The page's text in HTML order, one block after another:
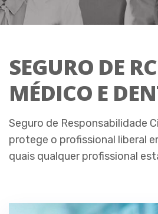
SEGURO DE RC
MÉDICO E
Seguro de Responsabilidade
protege o profissional liberal
quais qualquer profissional